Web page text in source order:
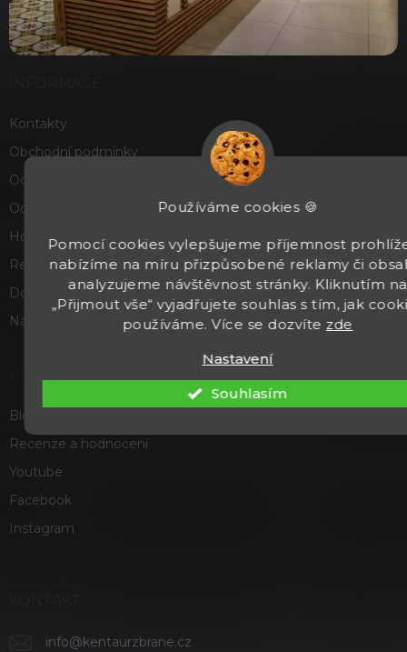
Používáme cookies 🍪
Pomocí cookies vylepšujeme příjemnost
nabízíme na míru přizpůsobené reklamy či
analyzujeme návštěvnost stránky. Kliknutím na
„Přijmout vše“ vyjadřujete souhlas s tím, jak
používáme. Více se dozvíte zde
Nastavení
Souhlasím
Kontakty
Obchodní podmínky
Ochrana osobních údajů
Odstoupení od smlouvy
Hodnocení obchodu
Reklamace a vrácení zboží
Doprava a platba
Náš příběh
Blog
Recenze a hodnocení
Youtube
Facebook
Instagram
info@kentaurzbrane.cz